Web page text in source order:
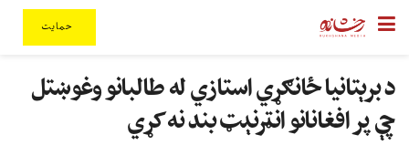
حمایت
د برېتانیا ځانګړي استازي له طالبانو وغوښتل
چې پر افغانانو انټرنېټ بند نه کړي